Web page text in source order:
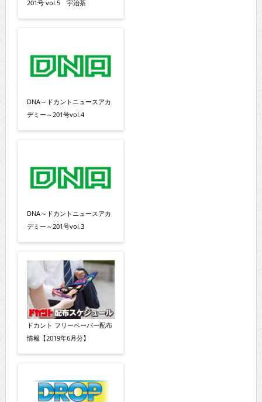
201号 vol.5 宇治茶
DNA～ドカントニュースアカ
デミー～201号vol.4
DNA～ドカントニュースアカ
デミー～201号vol.3
ドカント フリーペーパー配布
情報【2019年6月分】